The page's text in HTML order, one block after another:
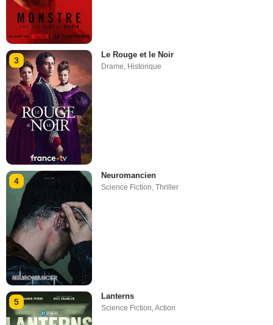
3
Le Rouge et le Noir
Drame Historique
4
Neuromancien
Science Fiction,Thriller
5
Lanterns
Science Fiction,Action